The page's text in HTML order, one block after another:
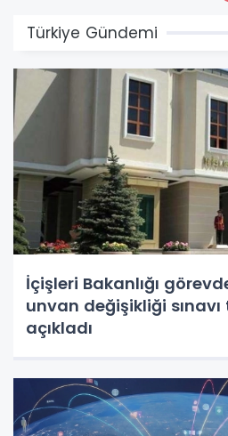
Türkiye Gündemi
İçişleri Bakanlığı
unvan değişikliği
açıkladı